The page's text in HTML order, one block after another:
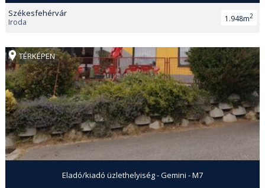
Székesfehérvár
Iroda 1.948m2
TÉRKÉPEN
Eladó/kiadó üzlethelyiség - Gemini - M7